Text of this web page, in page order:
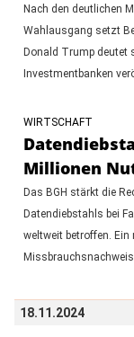
Nach den deutlichen
Wahlausgang setzt
Donald Trump deutet
Investmentbanken
WIRTSCHAFT
Millionen
Das BGH stärkt die
Datendiebstahls bei
weltweit betroffen. Ein
18.11.2024